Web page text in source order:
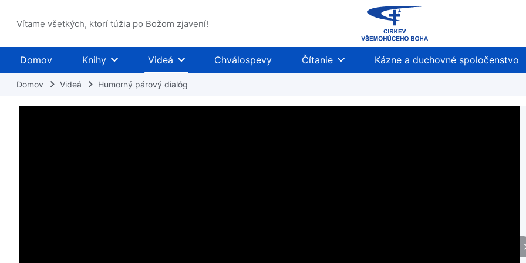
Vítame všetkých, ktorí túžia po Božom zjavení!
Domov Knihy Videá Chválospevy Čítanie Kázne a duchovné spoločenstvo
Domov Videá Humorný párový dialóg